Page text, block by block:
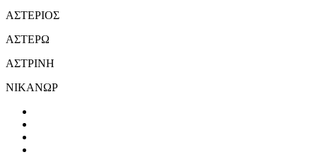
ΑΣΤΕΡΙΟΣ
ΑΣΤΕΡΩ
ΑΣΤΡΙΝΗ
ΝΙΚΑΝΩΡ